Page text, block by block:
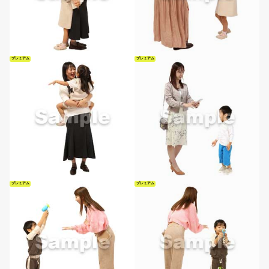
プレミアム プレミアム
プレミアム プレミアム